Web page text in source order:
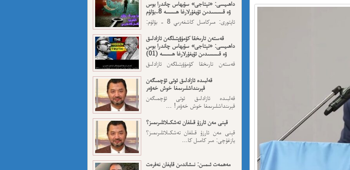
داھىيسى: «نېتاجى» سۇبھاس چاندرا بوس
ۋە قىسسىدىن ئۇيغۇرلارغا ھىسسە 8-بۆلۈم
ئاپتورى: مىركامىل كاشغەرىي 8 - بۆلۈم:
قەستەن تارىخقا كۆمۈۋېتىلگەن ئازادلىق
داھىيسى: «نېتاجى» سۇبھاس چاندرا بوس
ۋە قىسسىدىن ئۇيغۇرلارغا ھىسسە (01)
قەستەن تارىخقا كۆمۈۋېتىلگەن ئازادلىق
قەلبىدە ئازادلىق ئوتى ئۆچمىگەن
قېرىنداشلىرىمغا خوش خەۋەر
قەلبىدە ئازادلىق ئوتى ئۆچمىگەن
قېرىنداشلىرىمغا خوش خەۋەر! ...
قېنى مەن ئارزۇ قىلغان تەشكىلاتلىرىمىز؟
قېنى مەن ئارزۇ قىلغان تەشكىلاتلىرىمىز؟
يازغۇچى: مىر كامىل كا...
مەھمەت ئىمىن: نىشاندىن قايغان نەفرەت